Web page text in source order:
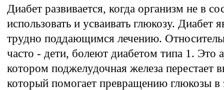
Диабет развивается, когда организм не в
использовать и усваивать глюкозу. Диабет
трудно поддающимся лечению.
часто - дети, болеют диабетом типа 1. Это
котором поджелудочная железа перестает
который помогает превращению глюкозы в